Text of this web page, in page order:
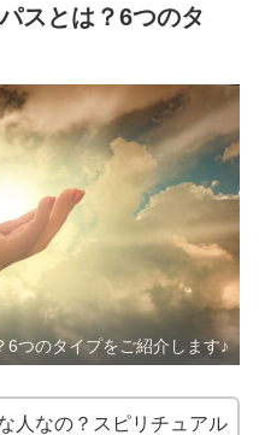
スとは？6つのタ
6つのタイプをご紹介します♪
人なの？スピリチュアル